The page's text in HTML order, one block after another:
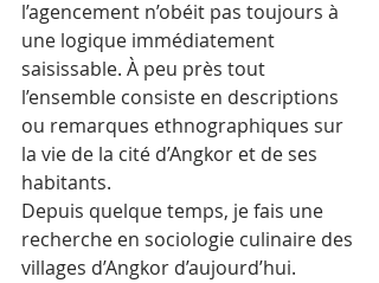
l’agencement n’obéit pas toujours à
une logique immédiatement
saisissable. À peu près tout
l’ensemble consiste en descriptions
ou remarques ethnographiques sur
la vie de la cité d’Angkor et de ses
habitants.
Depuis quelque temps, je fais une
recherche en sociologie culinaire des
villages d’Angkor d’aujourd’hui.